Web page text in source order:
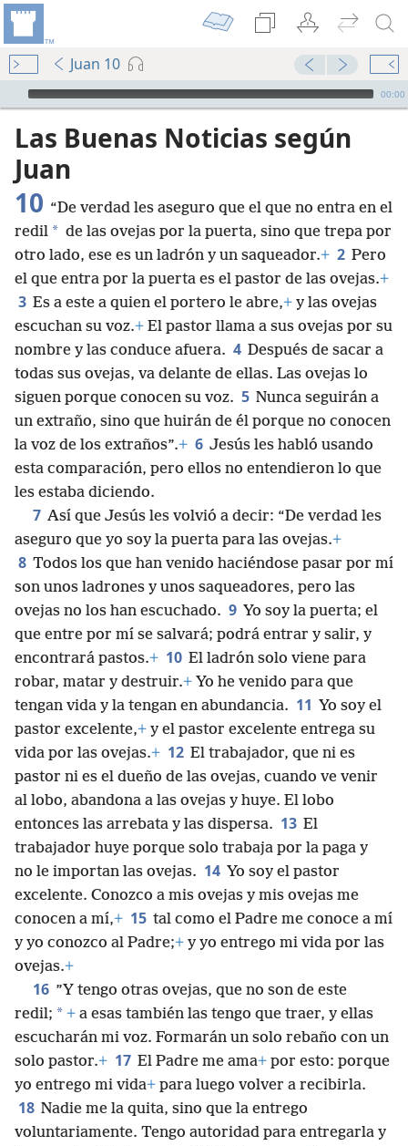
Juan 10
Audio Player
00:00
Las Buenas Noticias según
Juan
10 “De verdad les aseguro que el que no entra en el
redil * de las ovejas por la puerta, sino que trepa por
otro lado, ese es un ladrón y un saqueador.+ 2 Pero
el que entra por la puerta es el pastor de las ovejas.+
3 Es a este a quien el portero le abre,+ y las ovejas
escuchan su voz.+ El pastor llama a sus ovejas por su
nombre y las conduce afuera. 4 Después de sacar a
todas sus ovejas, va delante de ellas. Las ovejas lo
siguen porque conocen su voz. 5 Nunca seguirán a
un extraño, sino que huirán de él porque no conocen
la voz de los extraños”.+ 6 Jesús les habló usando
esta comparación, pero ellos no entendieron lo que
les estaba diciendo.
7 Así que Jesús les volvió a decir: “De verdad les
aseguro que yo soy la puerta para las ovejas.+
8 Todos los que han venido haciéndose pasar por mí
son unos ladrones y unos saqueadores, pero las
ovejas no los han escuchado. 9 Yo soy la puerta; el
que entre por mí se salvará; podrá entrar y salir, y
encontrará pastos.+ 10 El ladrón solo viene para
robar, matar y destruir.+ Yo he venido para que
tengan vida y la tengan en abundancia. 11 Yo soy el
pastor excelente,+ y el pastor excelente entrega su
vida por las ovejas.+ 12 El trabajador, que ni es
pastor ni es el dueño de las ovejas, cuando ve venir
al lobo, abandona a las ovejas y huye. El lobo
entonces las arrebata y las dispersa. 13 El
trabajador huye porque solo trabaja por la paga y
no le importan las ovejas. 14 Yo soy el pastor
excelente. Conozco a mis ovejas y mis ovejas me
conocen a mí,+ 15 tal como el Padre me conoce a mí
y yo conozco al Padre;+ y yo entrego mi vida por las
ovejas.+
16 ”Y tengo otras ovejas, que no son de este
redil; * + a esas también las tengo que traer, y ellas
escucharán mi voz. Formarán un solo rebaño con un
solo pastor.+ 17 El Padre me ama+ por esto: porque
yo entrego mi vida+ para luego volver a recibirla.
18 Nadie me la quita, sino que la entrego
voluntariamente. Tengo autoridad para entregarla y